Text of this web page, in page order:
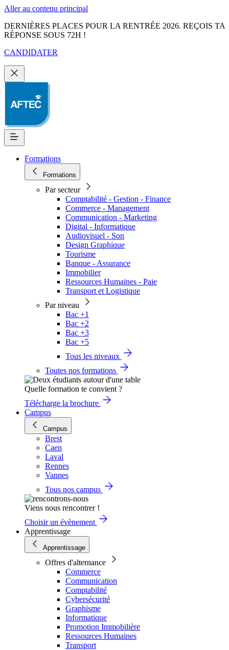
Aller au contenu principal
DERNIÈRES PLACES POUR LA RENTRÉE 2026. REÇOIS TA
RÉPONSE SOUS 72H !
CANDIDATER
Formations
Formations
Par secteur
Comptabilité - Gestion - Finance
Commerce - Management
Communication - Marketing
Digital - Informatique
Audiovisuel - Son
Design Graphique
Tourisme
Banque - Assurance
Immobilier
Ressources Humaines - Paie
Transport et Logistique
Par niveau
Bac +1
Bac +2
Bac +3
Bac +5
Tous les niveaux
Toutes nos formations
Quelle formation te convient ?
Télécharge la brochure
Campus
Campus
Brest
Caen
Laval
Rennes
Vannes
Tous nos campus
Viens nous rencontrer !
Choisir un évènement
Apprentissage
Apprentissage
Offres d'alternance
Commerce
Communication
Comptabilité
Cybersécurité
Graphisme
Informatique
Promotion Immobilière
Ressources Humaines
Transport